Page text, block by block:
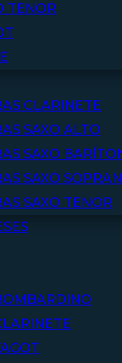
TENOR
CLARINETE
SAXO ALTO
SAXO
SAXO
SAXO TENOR